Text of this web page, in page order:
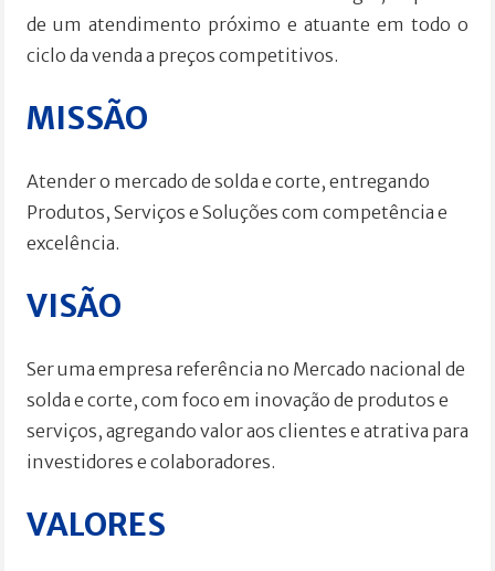
de um atendimento próximo e atuante em todo o
ciclo da venda a preços competitivos.
MISSÃO
Atender o mercado de solda e corte, entregando
Produtos, Serviços e Soluções com competência e
excelência.
VISÃO
Ser uma empresa referência no Mercado nacional de
solda e corte, com foco em inovação de produtos e
serviços, agregando valor aos clientes e atrativa para
investidores e colaboradores.
VALORES